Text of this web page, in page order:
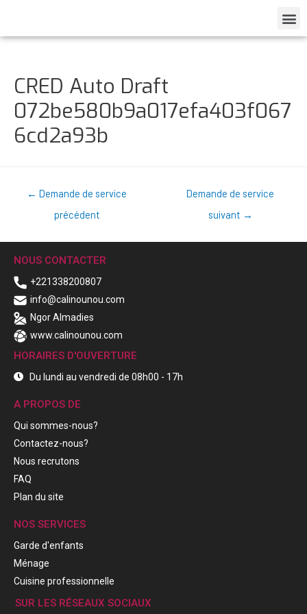
CRED Auto Draft
072be580b9a017efa403f067
6cd2a93b
← Demande de service
précédent
Demande de service
suivant →
NOUS CONTACTER
+221338200807
info@calinounou.com
Ngor Almadies
www.calinounou.com
HORAIRES D'OUVERTURE
Du lundi au vendredi de 08h00 - 17h
A PROPOS DE
Qui sommes-nous?
Contactez-nous?
Nous recrutons
FAQ
Plan du site
NOS SERVICES
Garde d'enfants
Ménage
Cuisine professionnelle
SUR LES RÉSEAUX SOCIAUX